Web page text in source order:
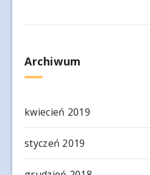
Archiwum
kwiecień 2019
styczeń 2019